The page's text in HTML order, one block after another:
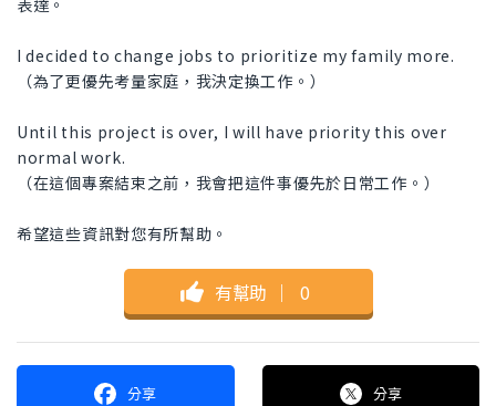
表達。
I decided to change jobs to prioritize my family more.
（為了更優先考量家庭，我決定換工作。）
Until this project is over, I will have priority this over
normal work.
（在這個專案結束之前，我會把這件事優先於日常工作。）
希望這些資訊對您有所幫助。
有幫助 ｜ 0
分享 分享